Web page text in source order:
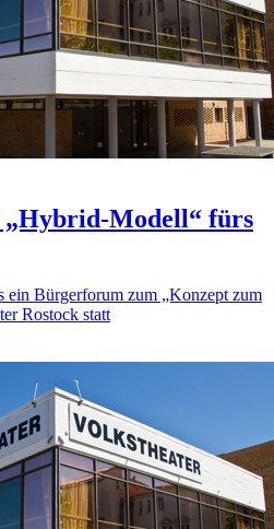
Modell“ fürs
ein Bürgerforum zum „Konzept zum
Rostock statt